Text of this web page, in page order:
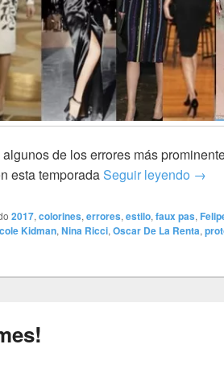
de los errores más
esta temporadaSeguir leyendo Los
→
2017, colorines, errores, estilo, faux pas,
Kidman, Nina Ricci, Oscar De La Renta,